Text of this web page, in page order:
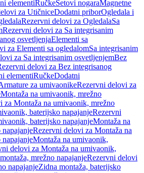
elementiRučkeSetovi nogaraMagnetne
za UtičniceDodatni priborOgledala i
Rezervni delovi za OgledalaSa
Rezervni delovi za Sa integrisanim
osvetljenjaElementi sa
za Elementi sa ogledalomSa integrisanim
za Sa integrisanim osvetljenjemBez
delovi za Bez integrisanog
elementiRučkeDodatni
za umivaonikeRezervni delovi za
Montaža na umivaonik, mrežno
za Montaža na umivaonik, mrežno
baterijsko napajanjeRezervni
baterijsko napajanjeMontaža na
Rezervni delovi za Montaža na
Montaža na umivaonik,
delovi za Montaža na umivaonik,
mrežno napajanjeRezervni delovi
napajanjeZidna montaža, baterijsko